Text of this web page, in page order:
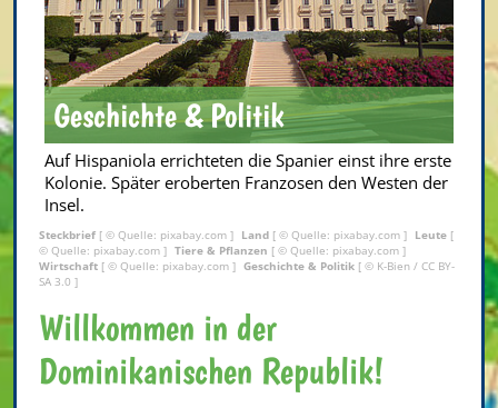
Geschichte & Politik
Auf Hispaniola errichteten die Spanier einst ihre erste
Kolonie. Später eroberten Franzosen den Westen der
Insel.
Steckbrief [ © Quelle: pixabay.com ] Land [ © Quelle: pixabay.com ] Leute [
© Quelle: pixabay.com ] Tiere & Pflanzen [ © Quelle: pixabay.com ]
Wirtschaft [ © Quelle: pixabay.com ] Geschichte & Politik [ © K-Bien / CC BY-
SA 3.0 ]
Willkommen in der
Dominikanischen Republik!